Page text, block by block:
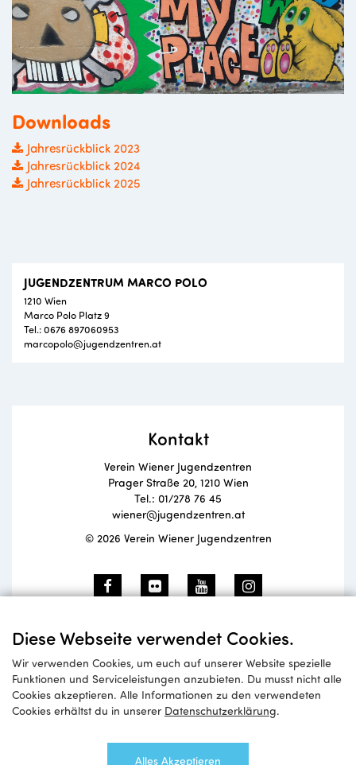
Diese Webseite verwendet Cookies.
Wir verwenden Cookies, um euch auf unserer Website spezielle
Funktionen und Serviceleistungen anzubieten. Du musst nicht alle
Cookies akzeptieren. Alle Informationen zu den verwendeten
Cookies erhältst du in unserer Datenschutzerklärung.
Alles Akzeptieren
Downloads
Jahresrückblick 2023
Jahresrückblick 2024
Jahresrückblick 2025
JUGENDZENTRUM MARCO POLO
1210 Wien
Marco Polo Platz 9
Tel.: 0676 897060953
marcopolo@jugendzentren.at
Kontakt
Verein Wiener Jugendzentren
Prager Straße 20, 1210 Wien
Tel.: 01/278 76 45
wiener@jugendzentren.at
© 2026 Verein Wiener Jugendzentren
Newsletteranmeldung
Anmelden